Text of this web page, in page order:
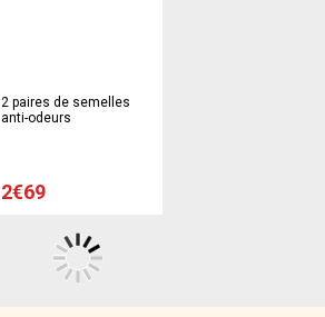
2 paires de semelles
anti-odeurs
2€69